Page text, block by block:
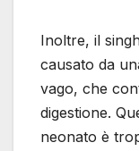
Inoltre, il
causato da
vago, che
digestione.
neonato è